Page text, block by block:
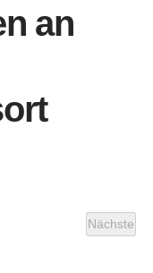
an
Nächste